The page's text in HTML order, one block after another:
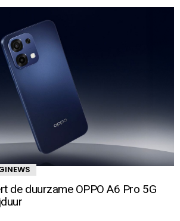
de duurzame OPPO A6 Pro 5G